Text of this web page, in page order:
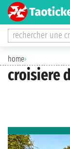
rechercher une
home›
croisiere